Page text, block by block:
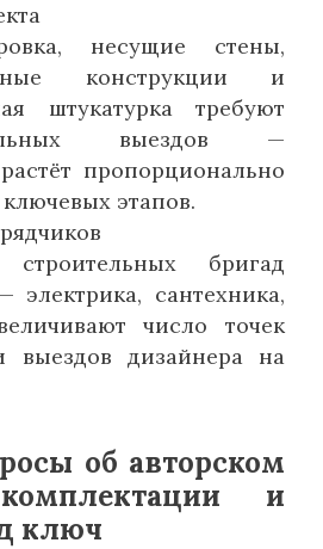
несущие стены,
конструкции и
штукатурка требуют
выездов —
пропорционально
этапов.
строительных бригад
электрика, сантехника,
число точек
выездов дизайнера на
об авторском
и
ключ